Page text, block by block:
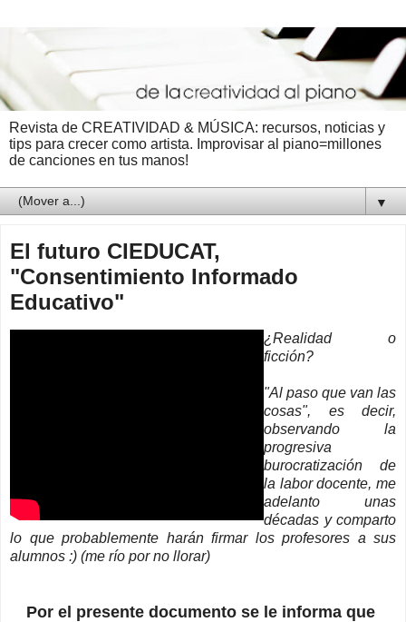
Revista de CREATIVIDAD & MÚSICA: recursos, noticias y
tips para crecer como artista. Improvisar al piano=millones
de canciones en tus manos!
▼
El futuro CIEDUCAT,
"Consentimiento Informado
Educativo"
¿Realidad o
ficción?
"Al paso que van las
cosas", es decir,
observando la
progresiva
burocratización de
la labor docente, me
adelanto unas
décadas y comparto
lo que probablemente harán firmar los profesores a sus
alumnos :) (me río por no llorar)
Por el presente documento se le informa que